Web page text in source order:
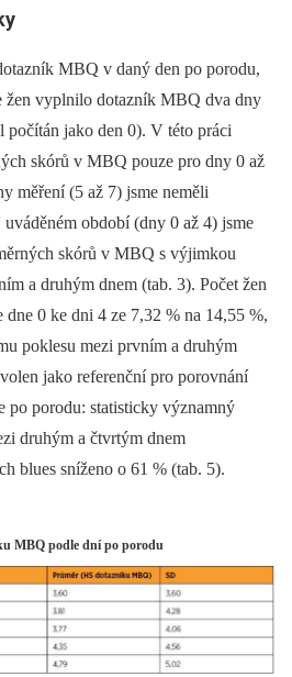
MBQ v daný den po porodu,
žen vyplnilo dotazník MBQ dva dny
počítán jako den 0). V této práci
skórů v MBQ pouze pro dny 0 až
měření (5 až 7) jsme neměli
období (dny 0 až 4) jsme
skórů v MBQ s výjimkou
a druhým dnem (tab. 3). Počet žen
dne 0 ke dni 4 ze 7,32 % na 14,55 %,
poklesu mezi prvním a druhým
jako referenční pro porovnání
po porodu: statisticky významný
druhým a čtvrtým dnem
blues sníženo o 61 % (tab. 5).
MBQ podle dní po porodu